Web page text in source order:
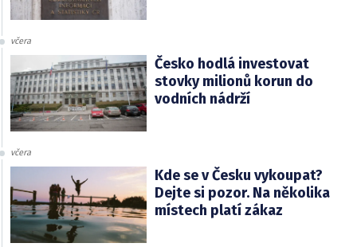
včera
Česko hodlá investovat
stovky milionů korun do
vodních nádrží
včera
Kde se v Česku vykoupat?
Dejte si pozor. Na několika
místech platí zákaz